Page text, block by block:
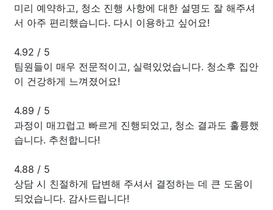
미리 예약하고, 청소 진행 사항에 대한 설명도 잘 해주셔
서 아주 편리했습니다. 다시 이용하고 싶어요!
4.92 / 5
팀원들이 매우 전문적이고, 실력있었습니다. 청소후 집안
이 건강하게 느껴졌어요!
4.89 / 5
과정이 매끄럽고 빠르게 진행되었고, 청소 결과도 훌륭했
습니다. 추천합니다!
4.88 / 5
상담 시 친절하게 답변해 주셔서 결정하는 데 큰 도움이
되었습니다. 감사드립니다!